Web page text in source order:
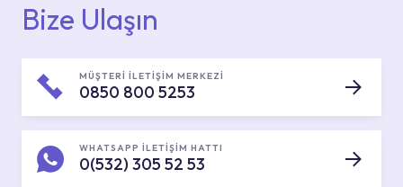
Bize Ulaşın
MÜŞTERİ İLETİŞİM MERKEZİ
0850 800 5253
WHATSAPP İLETİŞİM HATTI
0(532) 305 52 53